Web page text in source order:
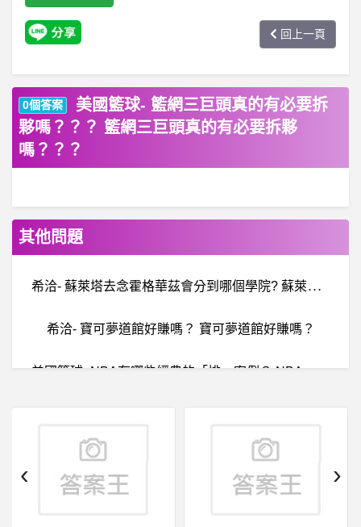
回上一頁
0個答案
美國籃球- 籃網三巨頭真的有必要拆
夥嗎？？？ 籃網三巨頭真的有必要拆夥
嗎？？？
其他問題
希
洽- 蘇萊塔去念霍格華茲會分到哪個學院? 蘇萊塔去念霍格華茲會分到哪個學院?
希洽- 寶可夢道館好賺嗎？ 寶可夢道館好賺嗎？
美
國籃球- NBA有哪些經典的「排」案例？ NBA有哪些經典的「排」案例？
‹ ›